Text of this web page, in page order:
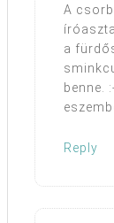
A
a
benne.
Reply